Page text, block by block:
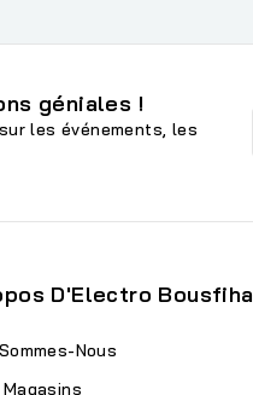
géniales !
les événements, les
D'Electro Bousfiha
Nous